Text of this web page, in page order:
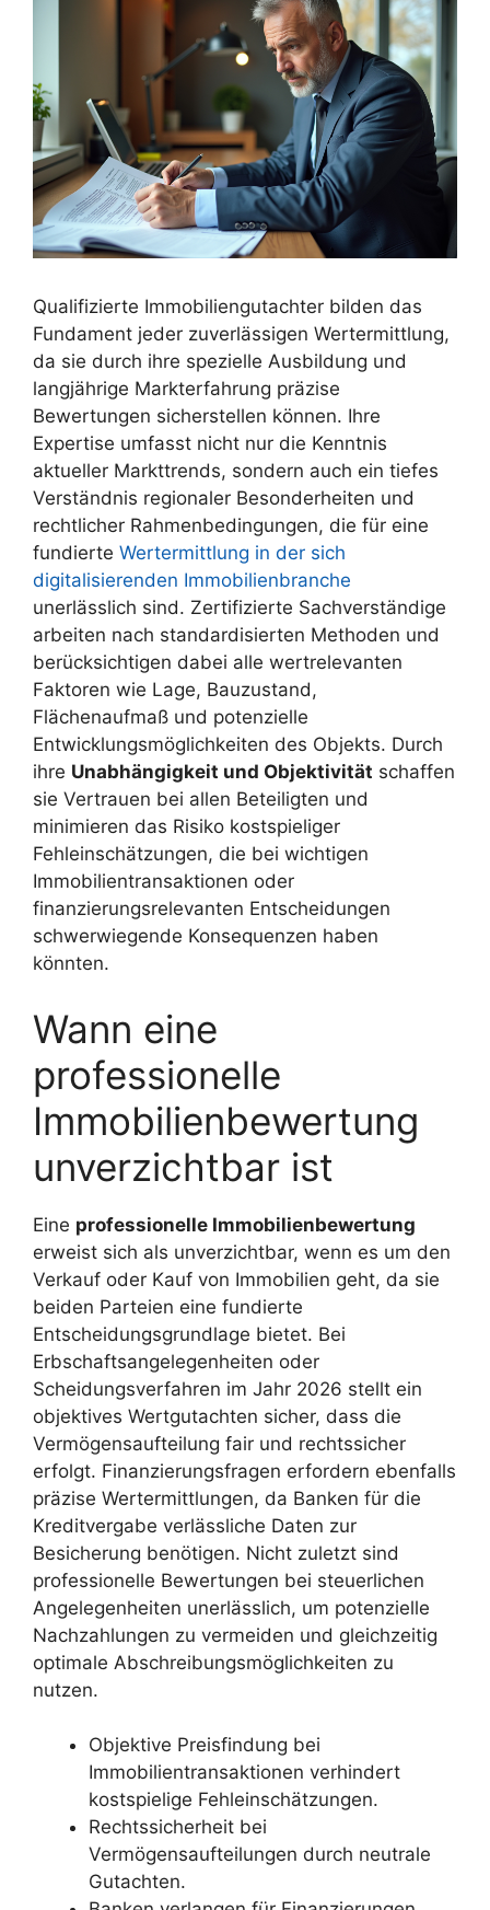
Qualifizierte Immobiliengutachter bilden das
Fundament jeder zuverlässigen Wertermittlung,
da sie durch ihre spezielle Ausbildung und
langjährige Markterfahrung präzise
Bewertungen sicherstellen können. Ihre
Expertise umfasst nicht nur die Kenntnis
aktueller Markttrends, sondern auch ein tiefes
Verständnis regionaler Besonderheiten und
rechtlicher Rahmenbedingungen, die für eine
fundierte Wertermittlung in der sich
digitalisierenden Immobilienbranche
unerlässlich sind. Zertifizierte Sachverständige
arbeiten nach standardisierten Methoden und
berücksichtigen dabei alle wertrelevanten
Faktoren wie Lage, Bauzustand,
Flächenaufmaß und potenzielle
Entwicklungsmöglichkeiten des Objekts. Durch
ihre Unabhängigkeit und Objektivität schaffen
sie Vertrauen bei allen Beteiligten und
minimieren das Risiko kostspieliger
Fehleinschätzungen, die bei wichtigen
Immobilientransaktionen oder
finanzierungsrelevanten Entscheidungen
schwerwiegende Konsequenzen haben
könnten.
Wann eine
professionelle
Immobilienbewertung
unverzichtbar ist
Eine professionelle Immobilienbewertung
erweist sich als unverzichtbar, wenn es um den
Verkauf oder Kauf von Immobilien geht, da sie
beiden Parteien eine fundierte
Entscheidungsgrundlage bietet. Bei
Erbschaftsangelegenheiten oder
Scheidungsverfahren im Jahr 2026 stellt ein
objektives Wertgutachten sicher, dass die
Vermögensaufteilung fair und rechtssicher
erfolgt. Finanzierungsfragen erfordern ebenfalls
präzise Wertermittlungen, da Banken für die
Kreditvergabe verlässliche Daten zur
Besicherung benötigen. Nicht zuletzt sind
professionelle Bewertungen bei steuerlichen
Angelegenheiten unerlässlich, um potenzielle
Nachzahlungen zu vermeiden und gleichzeitig
optimale Abschreibungsmöglichkeiten zu
nutzen.
Objektive Preisfindung bei
Immobilientransaktionen verhindert
kostspielige Fehleinschätzungen.
Rechtssicherheit bei
Vermögensaufteilungen durch neutrale
Gutachten.